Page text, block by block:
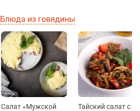
Блюда из говядины
Салат «Мужской
Тайский салат с